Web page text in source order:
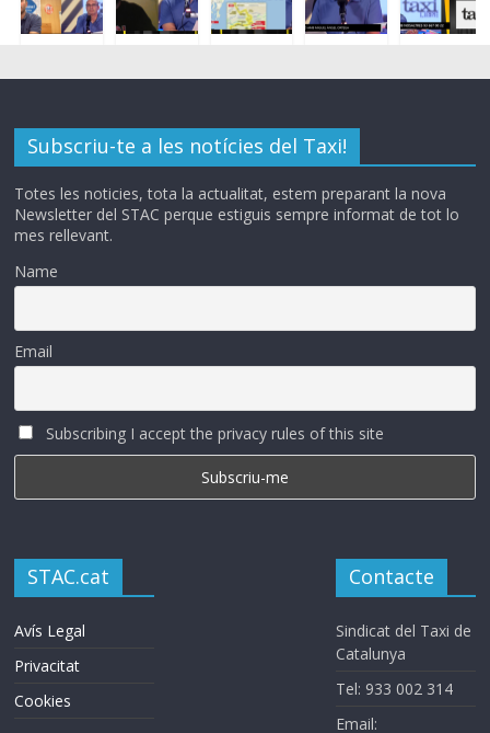
Subscriu-te a les notícies del Taxi!
Totes les noticies, tota la actualitat, estem preparant la nova
Newsletter del STAC perque estiguis sempre informat de tot lo
mes rellevant.
Name
Email
Subscribing I accept the privacy rules of this site
STAC.cat
Avís Legal
Privacitat
Cookies
Contacte
Sindicat del Taxi de
Catalunya
Tel: 933 002 314
Email: